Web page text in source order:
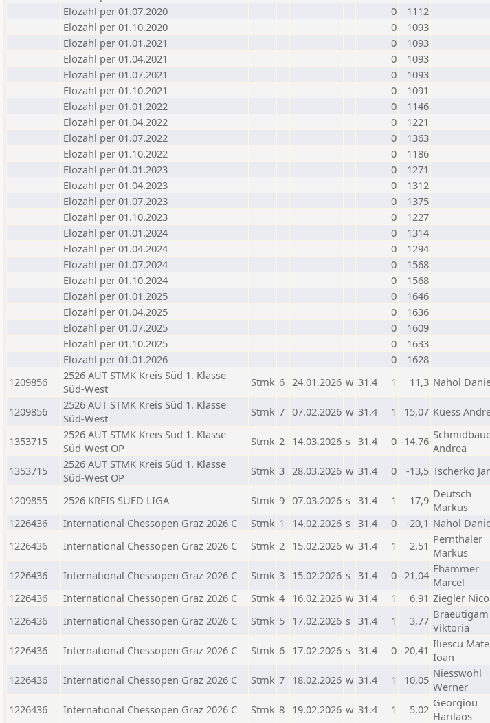
Elozahl per 01.07.2020
0
1112
Elozahl per 01.10.2020
0
1093
Elozahl per 01.01.2021
0
1093
Elozahl per 01.04.2021
0
1093
Elozahl per 01.07.2021
0
1093
Elozahl per 01.10.2021
0
1091
Elozahl per 01.01.2022
0
1146
Elozahl per 01.04.2022
0
1221
Elozahl per 01.07.2022
0
1363
Elozahl per 01.10.2022
0
1186
Elozahl per 01.01.2023
0
1271
Elozahl per 01.04.2023
0
1312
Elozahl per 01.07.2023
0
1375
Elozahl per 01.10.2023
0
1227
Elozahl per 01.01.2024
0
1314
Elozahl per 01.04.2024
0
1294
Elozahl per 01.07.2024
0
1568
Elozahl per 01.10.2024
0
1568
Elozahl per 01.01.2025
0
1646
Elozahl per 01.04.2025
0
1636
Elozahl per 01.07.2025
0
1609
Elozahl per 01.10.2025
0
1633
Elozahl per 01.01.2026
0
1628
1209856
2526 AUT STMK Kreis Süd 1. Klasse
Süd-West
Stmk 6 24.01.2026 w 31.4 1 11,3 Nahol
1209856
2526 AUT STMK Kreis Süd 1. Klasse
Süd-West
Stmk 7 07.02.2026 w 31.4 1 15,07 Kuess
1353715
2526 AUT STMK Kreis Süd 1. Klasse
Süd-West OP
Stmk 2 14.03.2026 s 31.4 0 -14,76 Andrea
1353715
2526 AUT STMK Kreis Süd 1. Klasse
Süd-West OP
Stmk 3 28.03.2026 w 31.4 0 -13,5 Tscherko
1209855 2526 KREIS SUED LIGA Stmk 9 07.03.2026 s 31.4 1 17,9 Deutsch
Markus
1226436
International Chessopen Graz 2026 C Stmk 1 14.02.2026 s 31.4 0 -20,1 Nahol
1226436
International Chessopen Graz 2026 C Stmk 2 15.02.2026 w 31.4 1 2,51 Pernthaler
Markus
1226436 International Chessopen Graz 2026 C Stmk 3 15.02.2026 s 31.4 0 -21,04 Ehammer
Marcel
1226436
International Chessopen Graz 2026 C Stmk 4 16.02.2026 w 31.4 1 6,91 Ziegler
1226436
International Chessopen Graz 2026 C Stmk 5 17.02.2026 s 31.4 1 3,77 Braeutigam
Viktoria
1226436 International Chessopen Graz 2026 C Stmk 6 17.02.2026 s 31.4 0 -20,41 Iliescu
Ioan
1226436 International Chessopen Graz 2026 C Stmk 7 18.02.2026 w 31.4 1 10,05 Niesswohl
Werner
1226436 International Chessopen Graz 2026 C Stmk 8 19.02.2026 w 31.4 1 5,02 Georgiou
Harilaos